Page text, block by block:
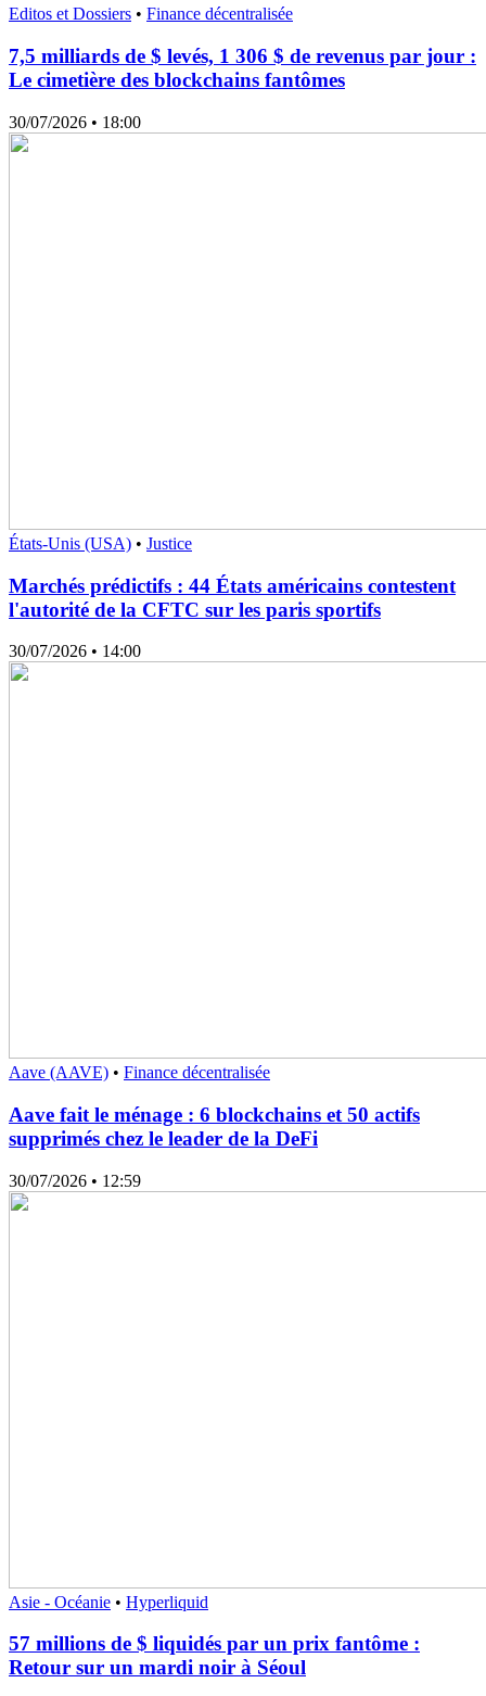
Editos et Dossiers • Finance décentralisée
7,5 milliards de $ levés, 1 306 $ de revenus par jour :
Le cimetière des blockchains fantômes
30/07/2026 • 18:00
États-Unis (USA) • Justice
Marchés prédictifs : 44 États américains contestent
l'autorité de la CFTC sur les paris sportifs
30/07/2026 • 14:00
Aave (AAVE) • Finance décentralisée
Aave fait le ménage : 6 blockchains et 50 actifs
supprimés chez le leader de la DeFi
30/07/2026 • 12:59
Asie - Océanie • Hyperliquid
57 millions de $ liquidés par un prix fantôme :
Retour sur un mardi noir à Séoul